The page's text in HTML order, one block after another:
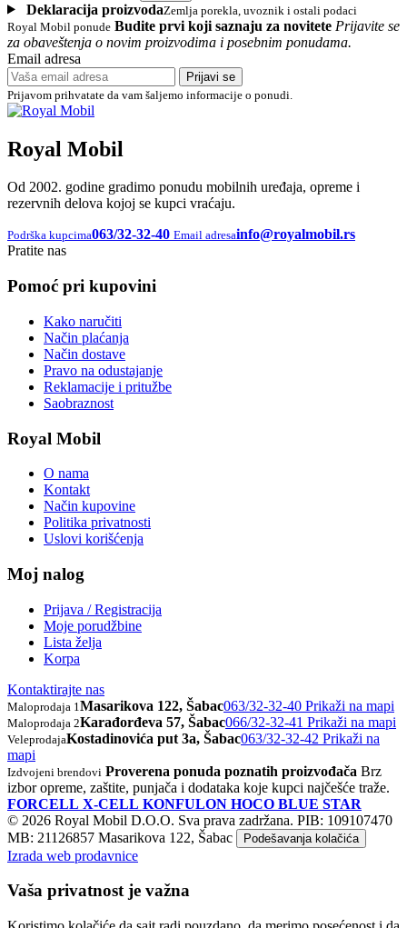
Deklaracija proizvodaZemlja porekla, uvoznik i ostali podaci
Royal Mobil ponude Budite prvi koji saznaju za novitete Prijavite se
za obaveštenja o novim proizvodima i posebnim ponudama.
Email adresa
Prijavi se
Prijavom prihvatate da vam šaljemo informacije o ponudi.
Royal Mobil
Od 2002. godine gradimo ponudu mobilnih uređaja, opreme i
rezervnih delova kojoj se kupci vraćaju.
Podrška kupcima063/32-32-40 Email adresainfo@royalmobil.rs
Pratite nas
Pomoć pri kupovini
Kako naručiti
Način plaćanja
Način dostave
Pravo na odustajanje
Reklamacije i pritužbe
Saobraznost
Royal Mobil
O nama
Kontakt
Način kupovine
Politika privatnosti
Uslovi korišćenja
Moj nalog
Prijava / Registracija
Moje porudžbine
Lista želja
Korpa
Kontaktirajte nas
Maloprodaja 1 Masarikova 122, Šabac063/32-32-40 Prikaži na mapi
Maloprodaja 2Karađorđeva 57, Šabac066/32-32-41 Prikaži na mapi
VeleprodajaKostadinovića put 3a, Šabac063/32-32-42 Prikaži na
mapi
Izdvojeni brendovi Proverena ponuda poznatih proizvođača Brz
izbor opreme, zaštite, punjača i dodataka koje kupci najčešće traže.
FORCELL X-CELL KONFULON HOCO BLUE STAR
© 2026 Royal Mobil D.O.O. Sva prava zadržana. PIB: 109107470
MB: 21126857 Masarikova 122, Šabac Podešavanja kolačića
Izrada web prodavnice
Vaša privatnost je važna